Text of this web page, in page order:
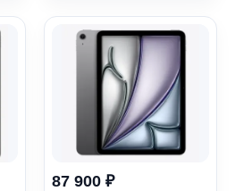
87 900 ₽